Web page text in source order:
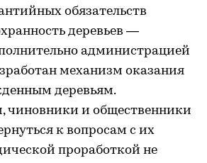
обязательств
деревьев —
администрацией
механизм оказания
деревьям.
чиновники и общественники
к вопросам с их
проработкой не